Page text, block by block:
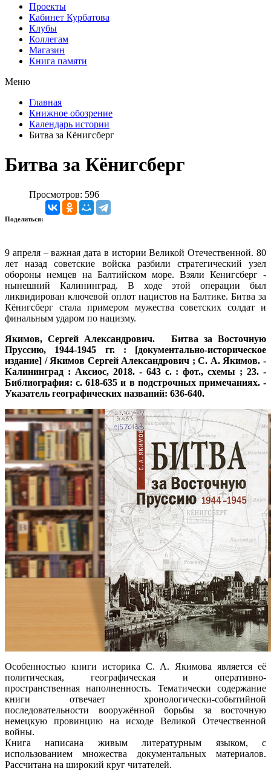
Проекты
Кабинет Курбатова
Клубы
Коллегам
Магазин
Книга памяти
Меню
Главная
Книжное обозрение
Календарь истории
Битва за Кёнигсберг
Битва за Кёнигсберг
Просмотров: 596
Поделиться:
9 апреля – важная дата в истории Великой Отечественной. 80
лет назад советские войска разбили стратегический узел
обороны немцев на Балтийском море. Взяли Кенигсберг -
нынешний Калининград. В ходе этой операции был
ликвидирован ключевой оплот нацистов на Балтике. Битва за
Кёнигсберг стала примером мужества советских солдат и
финальным ударом по нацизму.
Якимов, Сергей Александрович.
Битва за Восточную
Пруссию, 1944-1945 гг.
: [документально-историческое
издание] / Якимов Сергей Александрович ; С. А. Якимов. -
Калининград : Аксиос, 2018. - 643 c. : фот., схемы ; 23. -
Библиография: с. 618-635 и в подстрочных примечаниях. -
Указатель географических названий: 636-640.
Особенностью книги историка С. А. Якимова является её
политическая, географическая и оперативно-
пространственная наполненность. Тематически содержание
книги отвечает хронологически-событийной
последовательности вооружённой борьбы за восточную
немецкую провинцию на исходе Великой Отечественной
войны.
Книга написана живым литературным языком, с
использованием множества документальных материалов.
Рассчитана на широкий круг читателей.